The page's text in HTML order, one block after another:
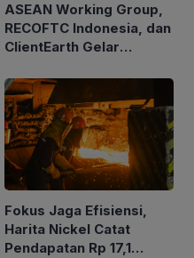
ASEAN Working Group,
RECOFTC Indonesia, dan
ClientEarth Gelar
untuk Memperkuat Tata
Kelola Perhutanan Sosial
Fokus Jaga Efisiensi,
Harita Nickel Catat
Pendapatan Rp 17,1